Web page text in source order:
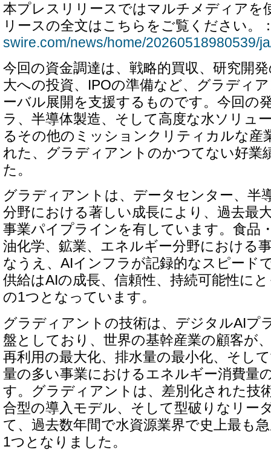
本プレスリリースではマルチメディアを
リースの全文はこちらをご覧ください。
swire.com/news/home/20260518980539/
今回の資金調達は、戦略的買収、研究開
大への投資、IPOの準備など、グラディ
ーバル展開を支援するものです。今回の
ラ、半導体製造、そして高度な水ソリュ
るその他のミッションクリティカルな産
れた、グラディアントのかつてない好業
た。
グラディアントは、データセンター、半
分野における著しい成長により、過去最
事業パイプラインを有しています。食品
油化学、鉱業、エネルギー分野における
なうえ、AIインフラが記録的なスピード
供給はAIの成長、信頼性、持続可能性に
の1つとなっています。
グラディアントの技術は、デジタルAIプ
盤としており、世界の基幹産業の顧客が
再利用の最大化、排水量の最小化、そし
量の多い事業におけるエネルギー消費量
す。グラディアントは、差別化された技
合型の導入モデル、そして型破りなリー
て、過去数年間で水資源業界で史上最も
1つとなりました。